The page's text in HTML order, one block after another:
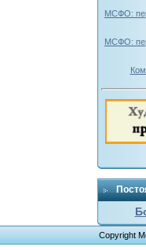
МСФО:
МСФО:
Copyright